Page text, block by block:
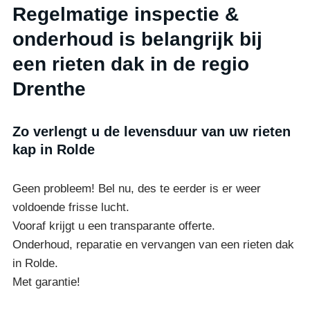
Regelmatige inspectie &
onderhoud is belangrijk bij
een rieten dak in de regio
Drenthe
Zo verlengt u de levensduur van uw rieten
kap in Rolde
Geen probleem! Bel nu, des te eerder is er weer
voldoende frisse lucht.
Vooraf krijgt u een transparante offerte.
Onderhoud, reparatie en vervangen van een rieten dak
in Rolde.
Met garantie!